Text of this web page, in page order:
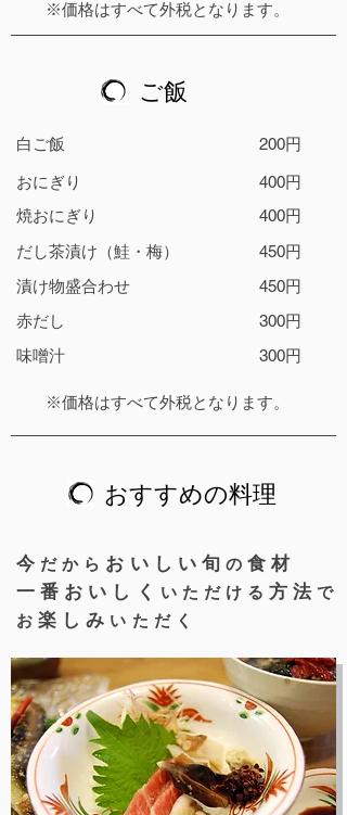
​※価格はすべて外税となります。
ご飯
白ご飯 200円
おにぎり
400円
焼おにぎり
400円
だし茶漬け（鮭・梅）
450円
漬け物盛合わせ
450円
赤だし
300円
味噌汁
300円
​※価格はすべて外税となります。
おすすめの料理
今 だから おいしい旬 の食材
一番おいしく
いただける方法で
お楽しみ いただく